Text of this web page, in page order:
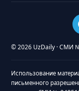
© 2026 UzDaily · СМИ
Использование
письменного